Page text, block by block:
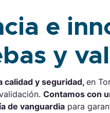
e
y
calidad y seguridad,en
Contamos con
de vanguardia para